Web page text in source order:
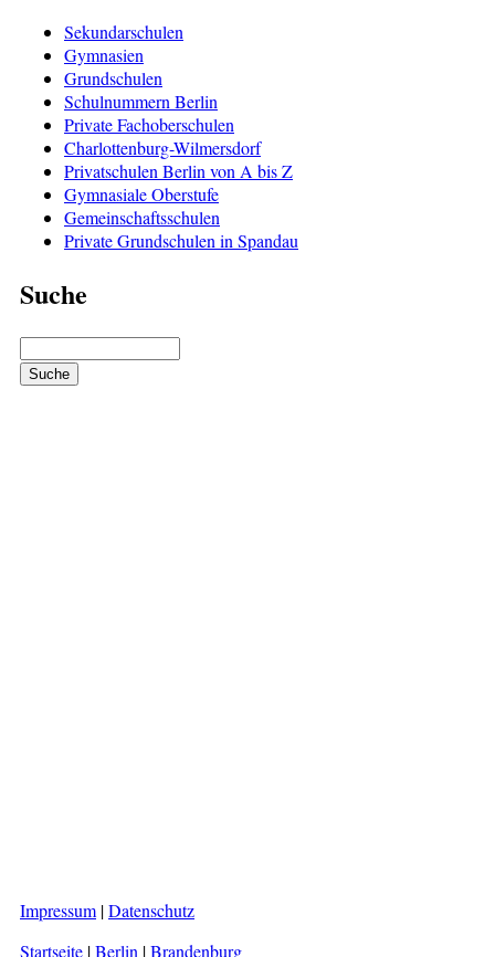
Sekundarschulen
Gymnasien
Grundschulen
Schulnummern Berlin
Private Fachoberschulen
Charlottenburg-Wilmersdorf
Privatschulen Berlin von A bis Z
Gymnasiale Oberstufe
Gemeinschaftsschulen
Private Grundschulen in Spandau
Suche
Impressum |Datenschutz
Startseite |Berlin |Brandenburg